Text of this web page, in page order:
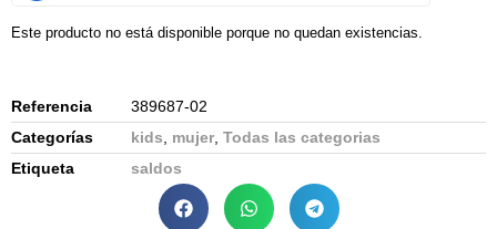
Este producto no está disponible porque no quedan existencias.
Referencia
389687-02
Categorías
kids, mujer, Todas las categorias
Etiqueta
saldos